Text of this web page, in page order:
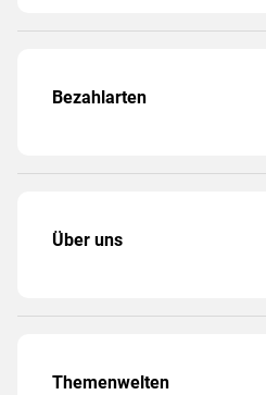
Bezahlarten
Über uns
Themenwelten